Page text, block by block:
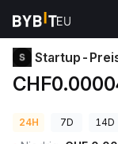
Krypto-Preise
Startup-
24H 7D 14D